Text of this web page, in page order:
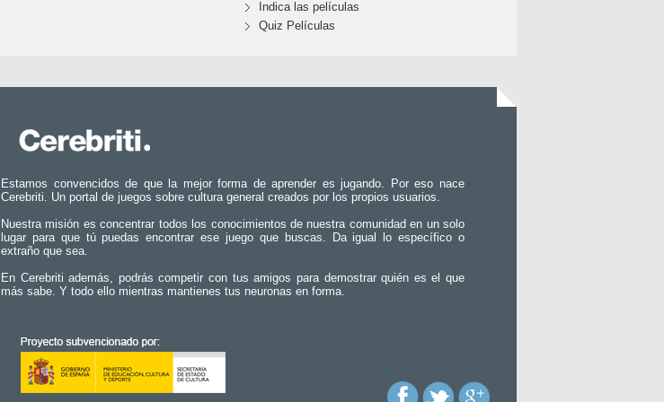
Indica las películas
Quiz Películas
Estamos convencidos de que la mejor forma de aprender es jugando. Por eso nace
Cerebriti. Un portal de juegos sobre cultura general creados por los propios usuarios.
Nuestra misión es concentrar todos los conocimientos de nuestra comunidad en un solo
lugar para que tú puedas encontrar ese juego que buscas. Da igual lo específico o
extraño que sea.
En Cerebriti además, podrás competir con tus amigos para demostrar quién es el que
más sabe. Y todo ello mientras mantienes tus neuronas en forma.